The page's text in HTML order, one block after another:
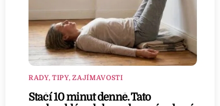
RADY, TIPY, ZAJÍMAVOSTI
Stačí 10 minut denně. Tato